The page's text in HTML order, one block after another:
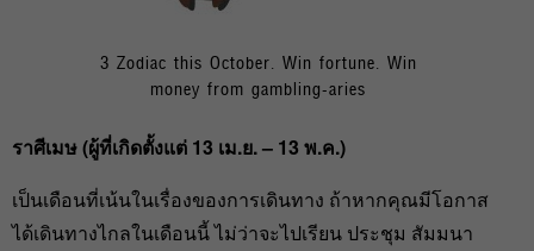
3 Zodiac this October. Win fortune. Win
money from gambling-aries
ราศีเมษ (ผู้ที่เกิดตั้งแต่ 13 เม.ย. – 13 พ.ค.)
เป็นเดือนที่เน้นในเรื่องของการเดินทาง ถ้าหากคุณมีโอกาส
ได้เดินทางไกลในเดือนนี้ ไม่ว่าจะไปเรียน ประชุม สัมมนา